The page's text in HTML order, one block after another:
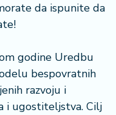
da ispunite da
godine Uredbu
bespovratnih
razvoju i
i ugostiteljstva. Cilj